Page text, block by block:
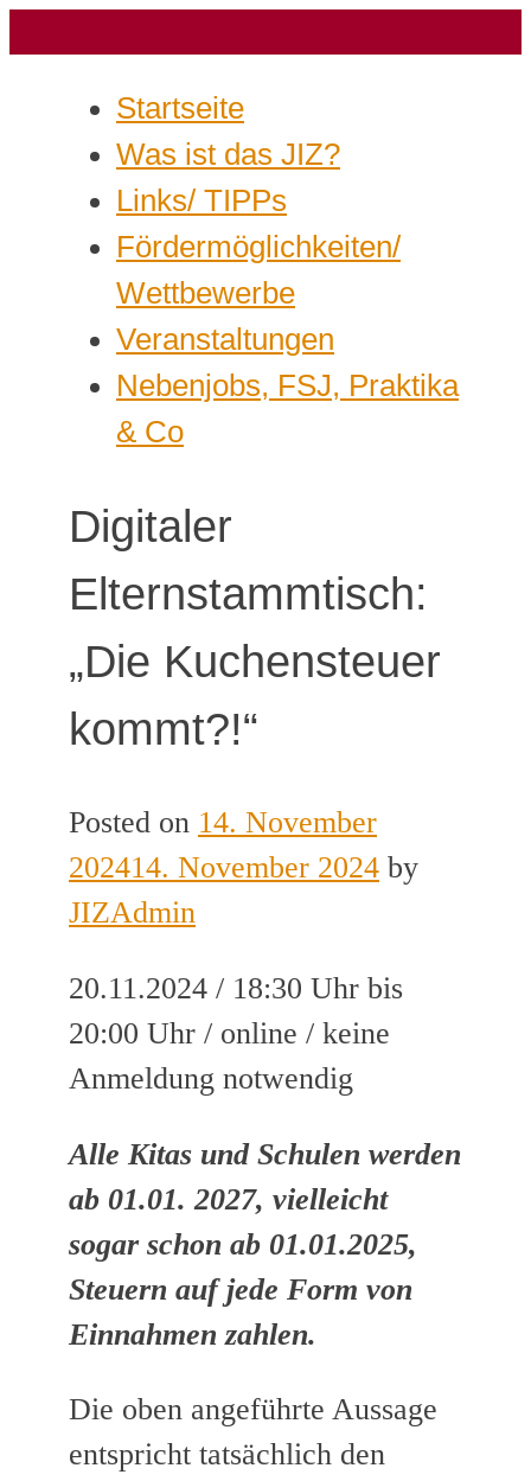
Startseite
Was ist das JIZ?
Links/ TIPPs
Fördermöglichkeiten/
Wettbewerbe
Veranstaltungen
Nebenjobs, FSJ, Praktika
& Co
Digitaler
Elternstammtisch:
„Die Kuchensteuer
kommt?!“
Posted on 14. November
202414. November 2024 by
JIZAdmin
20.11.2024 / 18:30 Uhr bis
20:00 Uhr / online / keine
Anmeldung notwendig
Alle Kitas und Schulen werden
ab 01.01. 2027, vielleicht
sogar schon ab 01.01.2025,
Steuern auf jede Form von
Einnahmen zahlen.
Die oben angeführte Aussage
entspricht tatsächlich den